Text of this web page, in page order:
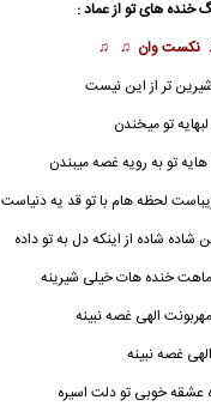
خنده های تو ازعماد:
نکست وان ♫ ♫
تر از این نیست
تو میخندن
تو به رویه غصه میبندن
لحظه هام با تو قد یه دنیاست
شاده شاده از اینکه دل به تو داده
خنده هات خیلی شیرینه
مهربونت الهی غصه نبینه
الهی غصه نبینه
عشقه خوبی تو دلت اسیره